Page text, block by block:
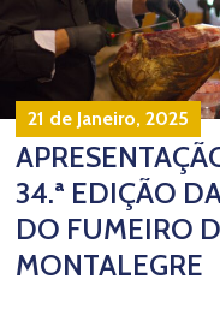
21 de Janeiro, 2025
34.ª EDIÇÃO
DO FUMEIRO
MONTALEGRE